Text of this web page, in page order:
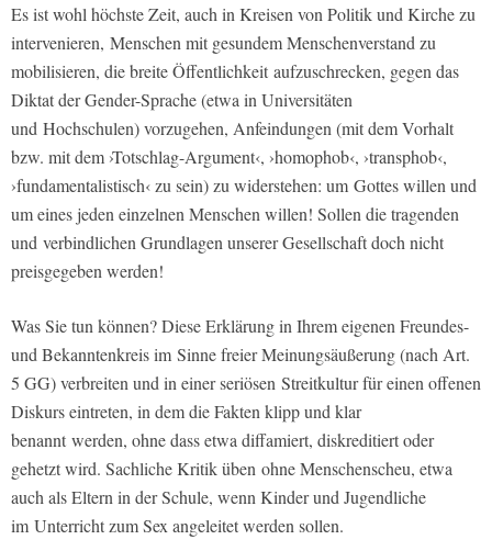
Es ist wohl höchste Zeit, auch in Kreisen von Politik und Kirche zu
intervenieren, Menschen mit gesundem Menschenverstand zu
mobilisieren, die breite Öffentlichkeit aufzuschrecken, gegen das
Diktat der Gender-Sprache (etwa in Universitäten
und Hochschulen) vorzugehen, Anfeindungen (mit dem Vorhalt
bzw. mit dem ›Totschlag-Argument‹, ›homophob‹, ›transphob‹,
›fundamentalistisch‹ zu sein) zu widerstehen: um Gottes willen und
um eines jeden einzelnen Menschen willen! Sollen die tragenden
und verbindlichen Grundlagen unserer Gesellschaft doch nicht
preisgegeben werden!
Was Sie tun können? Diese Erklärung in Ihrem eigenen Freundes-
und Bekanntenkreis im Sinne freier Meinungsäußerung (nach Art.
5 GG) verbreiten und in einer seriösen Streitkultur für einen offenen
Diskurs eintreten, in dem die Fakten klipp und klar
benannt werden, ohne dass etwa diffamiert, diskreditiert oder
gehetzt wird. Sachliche Kritik üben ohne Menschenscheu, etwa
auch als Eltern in der Schule, wenn Kinder und Jugendliche
im Unterricht zum Sex angeleitet werden sollen.